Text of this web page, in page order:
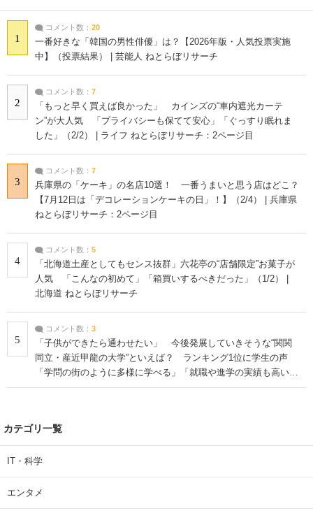
1
コメント数： 20
一番好きな「韓国の男性俳優」は？【2026年版・人気投票実施
中】（投票結果） | 芸能人 ねとらぼリサーチ
2
コメント数： 7
「もっと早く買えば良かった」 カインズの“車内遮光カーテ
ン”が大人気 「プライバシーも保てて安心」「ぐっすり眠れま
した」（2/2） | ライフ ねとらぼリサーチ：2ページ目
3
コメント数： 7
兵庫県の「ケーキ」の名店10選！ 一番うまいと思う店はどこ？
【7月12日は「デコレーションケーキの日」！】（2/4） | 兵庫県
ねとらぼリサーチ：2ページ目
4
コメント数： 5
「北海道土産としてもセンス抜群」六花亭の“店舗限定”お菓子が
人気 「こんなの初めて」「箱買いするべきだった」（1/2） |
北海道 ねとらぼリサーチ
5
コメント数： 3
「子供ができたら通わせたい」 今後発展していきそうな“関関
同立・産近甲龍の大学”といえば？ ランキング1位に学生の声
「学問の街のように多様に学べる」「就職や進学の実績も高い」
| 大学 ねとらぼリサーチ
カテゴリ一覧
IT・科学
エンタメ